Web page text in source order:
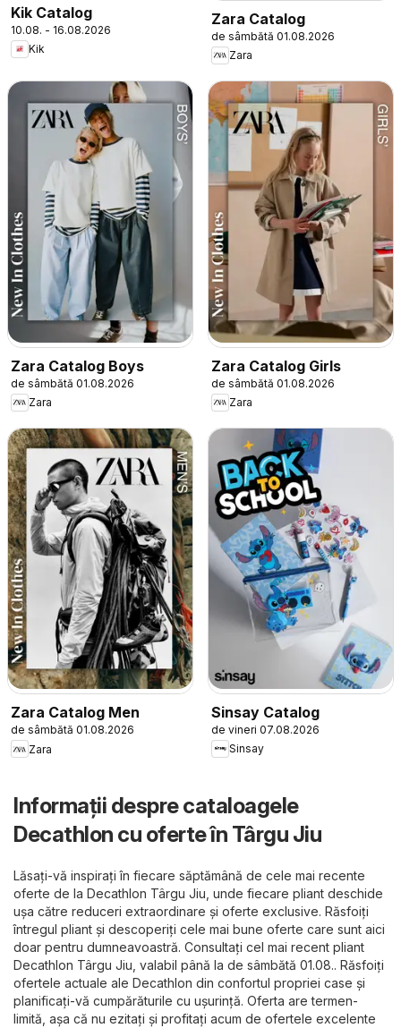
Kik Catalog
10.08. - 16.08.2026
Kik
Zara Catalog
de sâmbătă 01.08.2026
Zara
Zara Catalog Boys
de sâmbătă 01.08.2026
Zara
Zara Catalog Girls
de sâmbătă 01.08.2026
Zara
Zara Catalog Men
de sâmbătă 01.08.2026
Zara
Sinsay Catalog
de vineri 07.08.2026
Sinsay
Informații despre cataloagele
Decathlon cu oferte în Târgu Jiu
Lăsați-vă inspirați în fiecare săptămână de cele mai recente
oferte de la Decathlon Târgu Jiu, unde fiecare pliant deschide
ușa către reduceri extraordinare și oferte exclusive. Răsfoiți
întregul pliant și descoperiți cele mai bune oferte care sunt aici
doar pentru dumneavoastră. Consultați cel mai recent pliant
Decathlon Târgu Jiu, valabil până la de sâmbătă 01.08.. Răsfoiți
ofertele actuale ale Decathlon din confortul propriei case și
planificați-vă cumpărăturile cu ușurință. Oferta are termen-
limită, așa că nu ezitați și profitați acum de ofertele excelente